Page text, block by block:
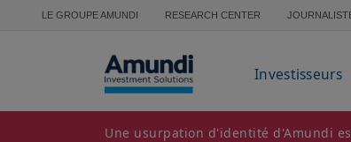
Aller au contenu principal
LE GROUPE AMUNDI RESEARCH CENTER
Investisseurs
Une usurpation d'identité d'Amundi